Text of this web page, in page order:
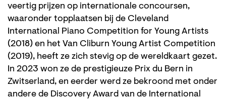
veertig prijzen op internationale concoursen,
waaronder topplaatsen bij de Cleveland
International Piano Competition for Young Artists
(2018) en het Van Cliburn Young Artist Competition
(2019), heeft ze zich stevig op de wereldkaart gezet.
In 2023 won ze de prestigieuze Prix du Bern in
Zwitserland, en eerder werd ze bekroond met onder
andere de Discovery Award van de International